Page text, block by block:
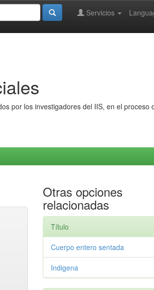
Servicios
por los investigadores del IIS, en el proceso
Otras opciones
relacionadas
Título
Cuerpo entero sentada
Indigena